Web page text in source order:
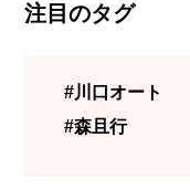
注目のタグ
#川口オート
#森且行